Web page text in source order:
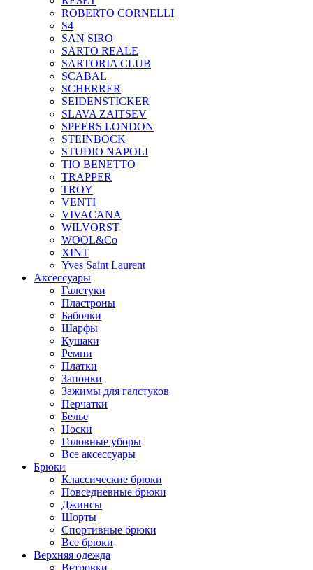
ROBERTO CORNELLI
S4
SAN SIRO
SARTO REALE
SARTORIA CLUB
SCABAL
SCHERRER
SEIDENSTICKER
SLAVA ZAITSEV
SPEERS LONDON
STEINBOCK
STUDIO NAPOLI
TIO BENETTO
TRAPPER
TROY
VENTI
VIVACANA
WILVORST
WOOL&Co
XINT
Yves Saint Laurent
Аксессуары
Галстуки
Пластроны
Бабочки
Шарфы
Кушаки
Ремни
Платки
Запонки
Зажимы для галстуков
Перчатки
Белье
Носки
Головные уборы
Все аксессуары
Брюки
Классические брюки
Повседневные брюки
Джинсы
Шорты
Спортивные брюки
Все брюки
Верхняя одежда
Ветровки